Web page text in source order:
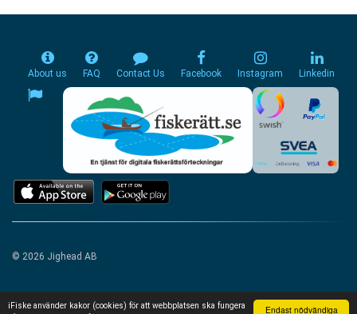
Endast nödvändiga
iFiske använder kakor (cookies) för att webbplatsen ska fungera
About us FAQ Contact Us Facebook Instagram Linkedin
© 2026 Jighead AB